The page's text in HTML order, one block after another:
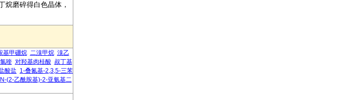
烷磨碎得白色晶体，
基甲硼烷 二溴甲烷 溴乙
喹 对羟基肉桂酸 叔丁基
酸盐 1-叠氮基-2,3,5-三苯
N-(2-乙酰胺基)-2-亚氨基二